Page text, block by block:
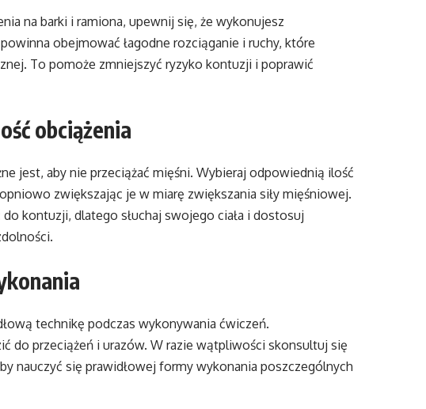
na barki i ramiona, upewnij się, że wykonujesz
obejmować łagodne rozciąganie i ruchy, które
To pomoże zmniejszyć ryzyko kontuzji i poprawić
obciążenia
jest, aby nie przeciążać mięśni. Wybieraj odpowiednią ilość
zwiększając je w miarę zwiększania siły mięśniowej.
kontuzji, dlatego słuchaj swojego ciała i dostosuj
technikę podczas wykonywania ćwiczeń.
do przeciążeń i urazów. W razie wątpliwości skonsultuj się
nauczyć się prawidłowej formy wykonania poszczególnych